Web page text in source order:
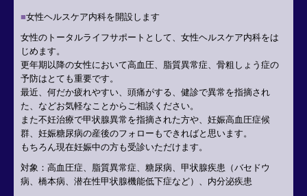
■女性ヘルスケア内科を開設します
女性のトータルライフサポートとして、女性ヘルスケア内科をは
じめます。
更年期以降の女性において高血圧、脂質異常症、骨粗しょう症の
予防はとても重要です。
最近、何だか疲れやすい、頭痛がする、健診で異常を指摘され
た、などお気軽なことからご相談ください。
また不妊治療で甲状腺異常を指摘された方や、妊娠高血圧症候
群、妊娠糖尿病の産後のフォローもできればと思います。
もちろん現在妊娠中の方も受診いただけます。
対象：高血圧症、 脂質異常症、糖尿病、甲状腺疾患（バセドウ
病、橋本病、潜在性甲状腺機能低下症など）、内分泌疾患